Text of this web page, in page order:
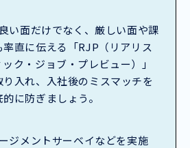
い面だけでなく、厳しい面や課
率直に伝える「RJP（リアリス
ック・ジョブ・プレビュー）」
り入れ、入社後のミスマッチを
に防ぎましょう。
ジメントサーベイなどを実施